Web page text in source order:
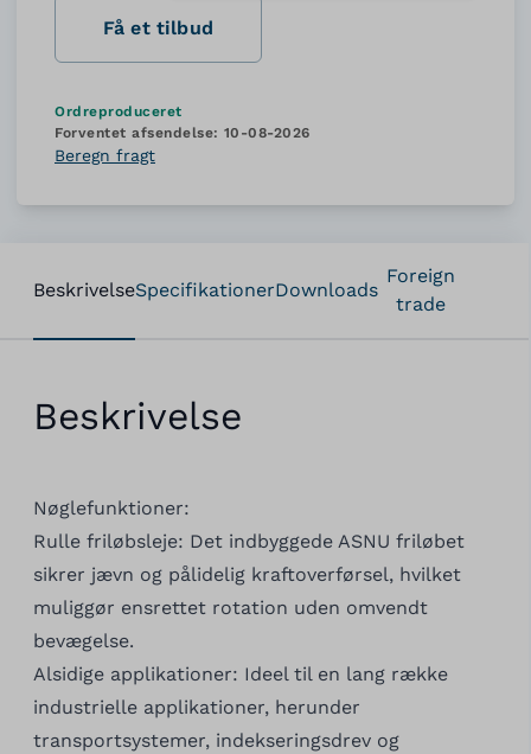
Få et tilbud
Ordreproduceret
Forventet afsendelse: 10-08-2026
Beregn fragt
BeskrivelseSpecifikationerDownloads
Foreign
trade
Beskrivelse
Nøglefunktioner:
Rulle friløbsleje: Det indbyggede ASNU friløbet
sikrer jævn og pålidelig kraftoverførsel, hvilket
muliggør ensrettet rotation uden omvendt
bevægelse.
Alsidige applikationer: Ideel til en lang række
industrielle applikationer, herunder
transportsystemer, indekseringsdrev og